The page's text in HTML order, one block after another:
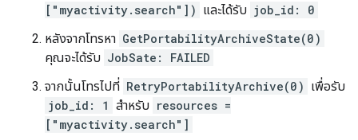
["myactivity.search"]) และได้รับ job_id: 0
หลังจากโทรหา GetPortabilityArchiveState(0)
คุณจะได้รับ JobSate: FAILED
จากนั้นโทรไปที่ RetryPortabilityArchive(0) เพื่อรับ
job_id: 1 สำหรับ resources =
["myactivity.search"]